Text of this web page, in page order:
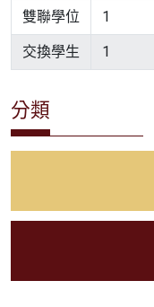
雙聯學位 1
交換學生 1
分類